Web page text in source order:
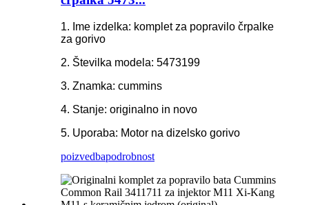
1. Ime izdelka: komplet za popravilo črpalke
za gorivo
2. Številka modela: 5473199
3. Znamka: cummins
4. Stanje: originalno in novo
5. Uporaba: Motor na dizelsko gorivo
poizvedbapodrobnost